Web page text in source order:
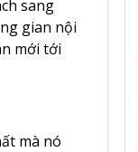
sang
gian nội
mới tới
mà nó